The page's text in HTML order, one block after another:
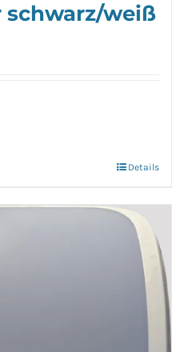
schwarz/weiß
Details